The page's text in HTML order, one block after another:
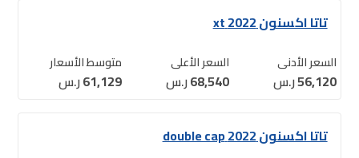
تاتا اكسنون 2022 xt
السعر الأدنى
56,120ر.س
السعر الأعلى
68,540ر.س
متوسط الأسعار
61,129ر.س
تاتا اكسنون 2022 double cap